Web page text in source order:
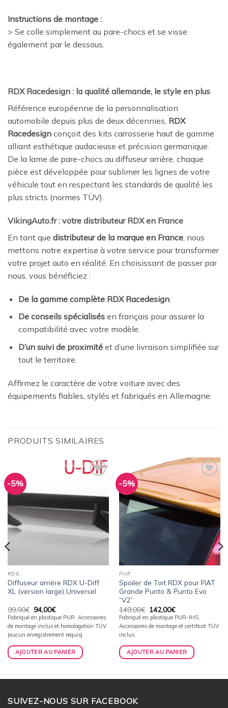
Instructions de montage :
> Se colle simplement au pare-chocs et se visse
également par le dessous.
RDX Racedesign : la qualité allemande, le style en plus
Référence européenne de la personnalisation
automobile depuis plus de deux décennies, RDX
Racedesign conçoit des kits carrosserie haut de gamme
alliant esthétique audacieuse et précision germanique.
De la lame de pare-chocs au diffuseur arrière, chaque
pièce est développée pour sublimer les lignes de votre
véhicule tout en respectant les standards de qualité les
plus stricts (normes TÜV).
VikingAuto.fr : votre distributeur RDX en France
En tant que distributeur de la marque en France , nous
mettons notre expertise à votre service pour transformer
votre projet auto en réalité. En choisissant de passer par
nous, vous bénéficiez :
De la gamme complète RDX Racedesign.
De conseils spécialisésen français pour assurer la
compatibilité avec votre modèle.
D’un suivi de proximitéet d’une livraison simplifiée sur
tout le territoire.
Affirmez le caractère de votre voiture avec des
équipements fiables, stylés et fabriqués en Allemagne.
PRODUITS SIMILAIRES
-5%
wishlist
RDX
Diffuseur arrière RDX U-Diff
XL (version large) Universel
99,00€ Le
prix
initial
était :
99,00€.
94,00€Le
prix
actuel
est :
94,00€.
Fabriqué en plastique PUR. Accessoires
de montage inclus et homologation TÜV
(aucun enregistrement requis).
AJOUTER AU PANIER
-5%
à la
wishlist
FIAT
Spoiler de Toit RDX pour FIAT
Grande Punto & Punto Evo
“V2”
149,00€ Le
prix
initial
était :
142,00€Le
prix
actuel
est :
Fabriqué en plastique PUR-IHS.
Accessoires de montage et certificat TÜV
inclus.
AJOUTER AU PANIER
SUIVEZ-NOUS SUR FACEBOOK